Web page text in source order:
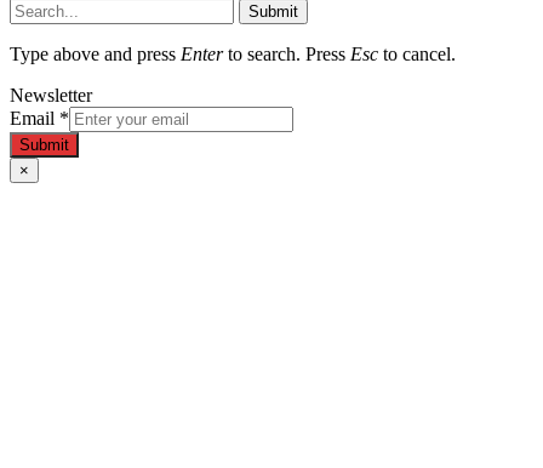
Submit
Type above and press Enterto search. Press Esc to cancel.
Newsletter
Email *
Submit
×